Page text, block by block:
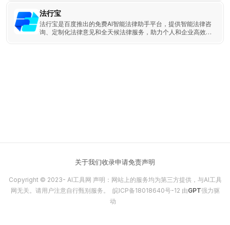
法行宝
法行宝是百度推出的免费AI智能法律助手平台，提供智能法律咨
询、定制化法律意见和全天候法律服务，助力个人和企业高效处
关于我们收录申请免责声明
Copyright © 2023- AI工具网 声明：网站上的服务均为第三方提供，与AI工具
网无关。请用户注意自行甄别服务。 皖ICP备18018640号-12 由GPT强力驱
动